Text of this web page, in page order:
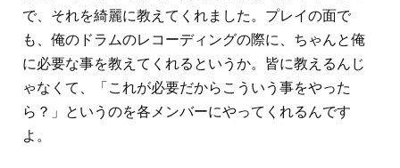
で、それを綺麗に教えてくれました。プレイの面で
も、俺のドラムのレコーディングの際に、ちゃんと俺
に必要な事を教えてくれるというか。皆に教えるんじ
ゃなくて、「これが必要だからこういう事をやった
ら？」というのを各メンバーにやってくれるんです
よ。